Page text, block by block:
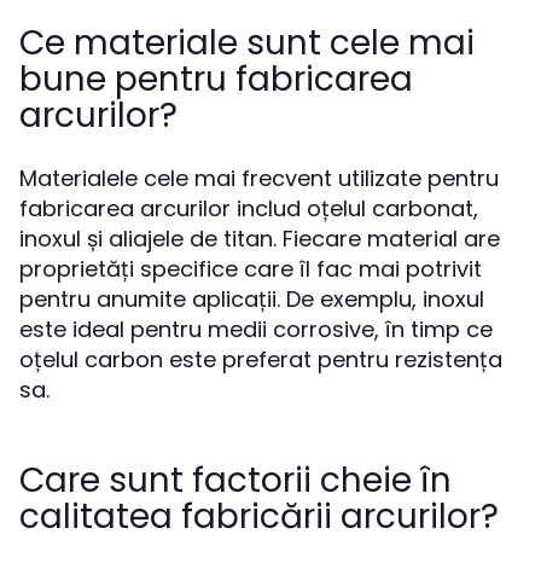
Ce materiale sunt cele mai
bune pentru fabricarea
arcurilor?
Materialele cele mai frecvent utilizate pentru
fabricarea arcurilor includ oțelul carbonat,
inoxul și aliajele de titan. Fiecare material are
proprietăți specifice care îl fac mai potrivit
pentru anumite aplicații. De exemplu, inoxul
este ideal pentru medii corrosive, în timp ce
oțelul carbon este preferat pentru rezistența
sa.
Care sunt factorii cheie în
calitatea fabricării arcurilor?